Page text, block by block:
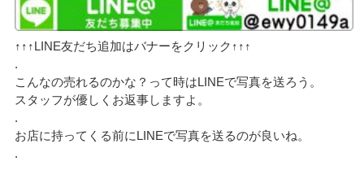
↑↑↑LINE友だち追加はバナーをクリック↑↑↑
.
こんなの売れるのかな？って時はLINEで写真を送ろう。
スタッフが優しくお返事しますよ。
.
お店に持ってくる前にLINEで写真を送るのが良いね。
.